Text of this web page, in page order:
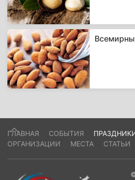
ГЛАВНАЯ СОБЫТИЯ
ОРГАНИЗАЦИИ
МЕСТА СТАТЬИ